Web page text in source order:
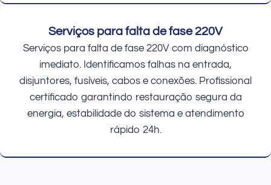
Serviços para falta de fase 220V
Serviços para falta de fase 220V com diagnóstico
imediato. Identificamos falhas na entrada,
disjuntores, fusíveis, cabos e conexões. Profissional
certificado garantindo restauração segura da
energia, estabilidade do sistema e atendimento
rápido 24h.